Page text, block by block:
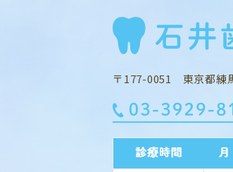
〒177-0051 東京都練